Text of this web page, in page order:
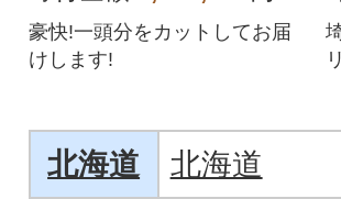
豪快!一頭分をカットしてお届
けします!
北海道 北海道